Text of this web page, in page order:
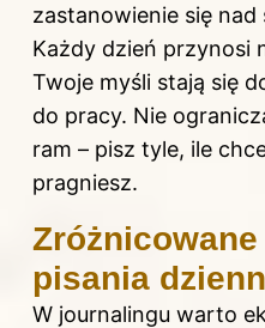
zastanowienie się
Każdy dzień przynosi
Twoje myśli stają się
do pracy. Nie
ram – pisz tyle, ile
pragniesz.
pisania
W journalingu warto